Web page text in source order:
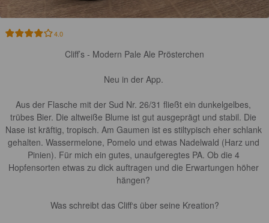
4.0
Cliff’s - Modern Pale Ale Prösterchen
Neu in der App.
Aus der Flasche mit der Sud Nr. 26/31 fließt ein dunkelgelbes,
trübes Bier. Die altweiße Blume ist gut ausgeprägt und stabil. Die
Nase ist kräftig, tropisch. Am Gaumen ist es stiltypisch eher schlank
gehalten. Wassermelone, Pomelo und etwas Nadelwald (Harz und
Pinien). Für mich ein gutes, unaufgeregtes PA. Ob die 4
Hopfensorten etwas zu dick auftragen und die Erwartungen höher
hängen?
Was schreibt das Cliff‘s über seine Kreation?